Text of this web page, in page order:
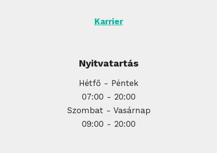
Karrier
Nyitvatartás
Hétfő - Péntek
07:00 - 20:00
Szombat - Vasárnap
09:00 - 20:00